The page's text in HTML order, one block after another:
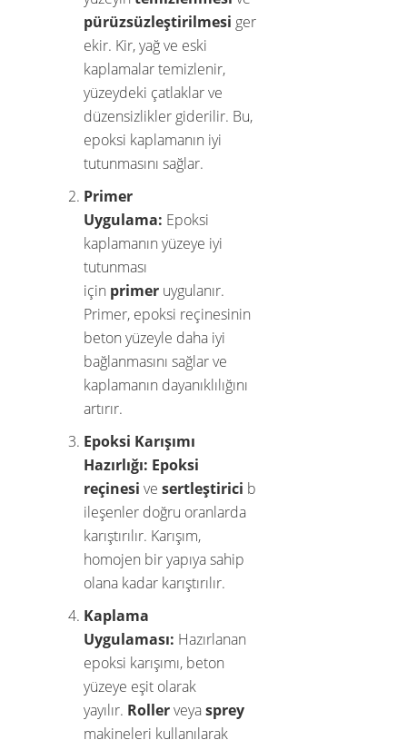
pürüzsüzleştirilmesi ger
ekir. Kir, yağ ve eski
kaplamalar temizlenir,
yüzeydeki çatlaklar ve
düzensizlikler giderilir. Bu,
epoksi kaplamanın iyi
tutunmasını sağlar.
Primer
Uygulama: Epoksi
kaplamanın yüzeye iyi
tutunması
için primer uygulanır.
Primer, epoksi reçinesinin
beton yüzeyle daha iyi
bağlanmasını sağlar ve
kaplamanın dayanıklılığını
artırır.
Epoksi Karışımı
Hazırlığı: Epoksi
reçinesi vesertleştirici b
ileşenler doğru oranlarda
karıştırılır. Karışım,
homojen bir yapıya sahip
olana kadar karıştırılır.
Kaplama
Uygulaması: Hazırlanan
epoksi karışımı, beton
yüzeye eşit olarak
yayılır. Rollerveyasprey
makineleri kullanılarak